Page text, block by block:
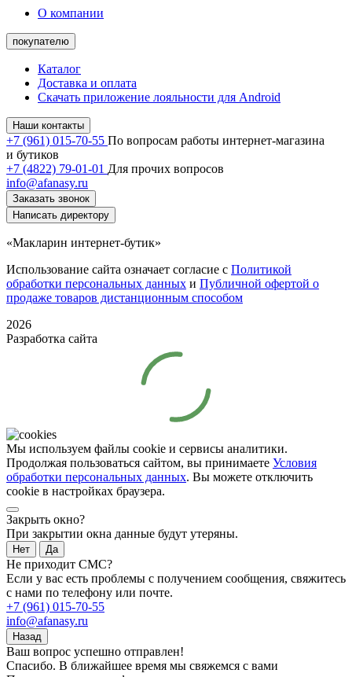
О компании
покупателю
Каталог
Доставка и оплата
Скачать приложение лояльности для Android
Наши контакты
+7 (961) 015-70-55 По вопросам работы интернет-магазина
и бутиков
+7 (4822) 79-01-01 Для прочих вопросов
info@afanasy.ru
Заказать звонок
Написать директору
«Макларин интернет-бутик»
Использование сайта означает согласие с Политикой
обработки персональных данных и Публичной офертой о
продаже товаров дистанционным способом
2026
Разработка сайта
Мы используем файлы cookie и сервисы аналитики.
Продолжая пользоваться сайтом, вы принимаете Условия
обработки персональных данных. Вы можете отключить
cookie в настройках браузера.
Закрыть окно?
При закрытии окна данные будут утеряны.
Нет Да
Не приходит СМС?
Если у вас есть проблемы с получением сообщения, свяжитесь
с нами по телефону или почте.
+7 (961) 015-70-55
info@afanasy.ru
Назад
Ваш вопрос успешно отправлен!
Спасибо. В ближайшее время мы свяжемся с вами